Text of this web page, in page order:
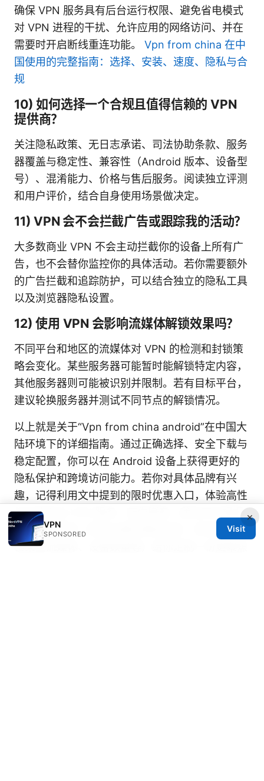
确保 VPN 服务具有后台运行权限、避免省电模式
对 VPN 进程的干扰、允许应用的网络访问、并在
需要时开启断线重连功能。 Vpn from china 在中
国使用的完整指南：选择、安装、速度、隐私与合
规
10) 如何选择一个合规且值得信赖的 VPN
提供商？
关注隐私政策、无日志承诺、司法协助条款、服务
器覆盖与稳定性、兼容性（Android 版本、设备型
号）、混淆能力、价格与售后服务。阅读独立评测
和用户评价，结合自身使用场景做决定。
11) VPN 会不会拦截广告或跟踪我的活动？
大多数商业 VPN 不会主动拦截你的设备上所有广
告，也不会替你监控你的具体活动。若你需要额外
的广告拦截和追踪防护，可以结合独立的隐私工具
以及浏览器隐私设置。
12) 使用 VPN 会影响流媒体解锁效果吗？
不同平台和地区的流媒体对 VPN 的检测和封锁策
略会变化。某些服务器可能暂时能解锁特定内容，
其他服务器则可能被识别并限制。若有目标平台，
建议轮换服务器并测试不同节点的解锁情况。
以上就是关于“Vpn from china android”在中国大
陆环境下的详细指南。通过正确选择、安全下载与
稳定配置，你可以在 Android 设备上获得更好的
隐私保护和跨境访问能力。若你对具体品牌有兴
趣，记得利用文中提到的限时优惠入口，体验高性
价比的专业 VPN 服务。若你愿意，我也可以根据
你的使用场景（例如主要在哪些地区、是否需要解
锁某些流媒体、设备数量等）给你定制一份更聚焦
×
VPN
SPONSORED
Visit